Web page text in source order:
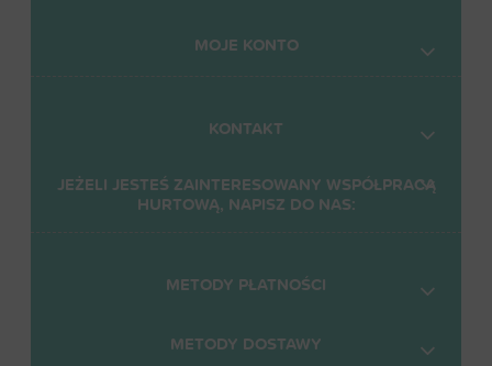
MOJE KONTO
KONTAKT
JEŻELI JESTEŚ ZAINTERESOWANY WSPÓŁPRACĄ
HURTOWĄ, NAPISZ DO NAS:
METODY PŁATNOŚCI
METODY DOSTAWY